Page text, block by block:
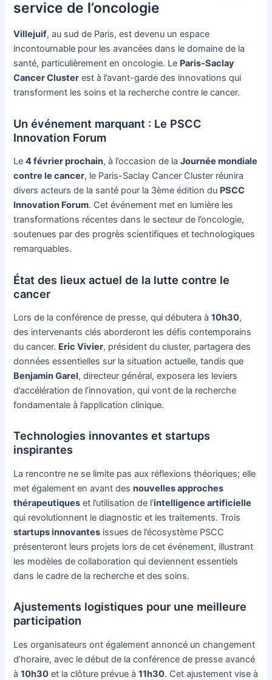
service de l’oncologie
Villejuif, au sud de Paris, est devenu un espace
incontournable pour les avancées dans le domaine de la
santé, particulièrement en oncologie. Le Paris-Saclay
Cancer Cluster est à l’avant-garde des innovations qui
transforment les soins et la recherche contre le cancer.
Un événement marquant : Le PSCC
Innovation Forum
Le4 février prochain, à l’occasion de laJournée mondiale
contre le cancer, le Paris-Saclay Cancer Cluster réunira
divers acteurs de la santé pour la 3ème édition du PSCC
Innovation Forum. Cet événement met en lumière les
transformations récentes dans le secteur de l’oncologie,
soutenues par des progrès scientifiques et technologiques
remarquables.
État des lieux actuel de la lutte contre le
cancer
Lors de la conférence de presse, qui débutera à10h30,
des intervenants clés aborderont les défis contemporains
du cancer. Eric Vivier, président du cluster, partagera des
données essentielles sur la situation actuelle, tandis que
Benjamin Garel, directeur général, exposera les leviers
d’accélération de l’innovation, qui vont de la recherche
fondamentale à l’application clinique.
Technologies innovantes et startups
inspirantes
La rencontre ne se limite pas aux réflexions théoriques; elle
met également en avant desnouvelles approches
thérapeutiques et l’utilisation de l’intelligence artificielle
qui revolutionnent le diagnostic et les traitements. Trois
startups innovantes issues de l’écosystème PSCC
présenteront leurs projets lors de cet événement, illustrant
les modèles de collaboration qui deviennent essentiels
dans le cadre de la recherche et des soins.
Ajustements logistiques pour une meilleure
participation
Les organisateurs ont également annoncé un changement
d’horaire, avec le début de la conférence de presse avancé
à10h30 et la clôture prévue à11h30. Cet ajustement vise à